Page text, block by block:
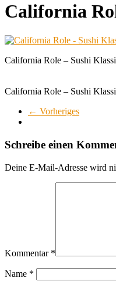
California
California Role – Sushi
California Role – Sushi
← Vorheriges
Schreibe einen
Deine E-Mail-Adresse wird
Kommentar *
Name *